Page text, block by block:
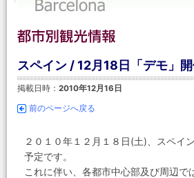
スペイン / 12月18日「デモ」
掲載日時： 2010年12月16日
前のページへ戻る
２０１０年１２月１８日(土)、スペイ
予定です。
これに伴い、各都市中心部及び周辺